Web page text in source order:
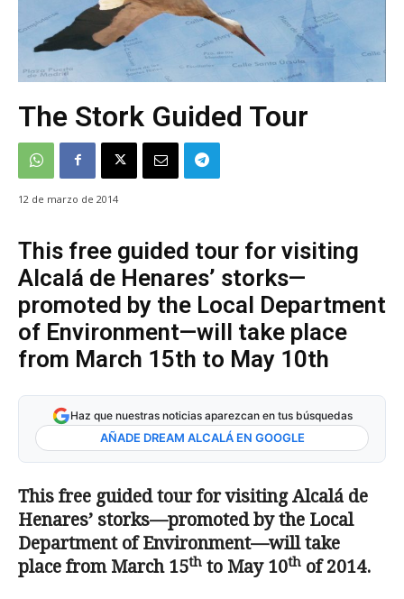
The Stork Guided Tour
12 de marzo de 2014
This free guided tour for visiting
Alcalá de Henares’ storks—
promoted by the Local Department
of Environment—will take place
from March 15th to May 10th
Haz que nuestras noticias aparezcan en tus búsquedas
AÑADE DREAM ALCALÁ EN GOOGLE
This free guided tour for visiting Alcalá de
Henares’ storks—promoted by the Local
Department of Environment—will take
place from March 15th to May 10th of 2014.